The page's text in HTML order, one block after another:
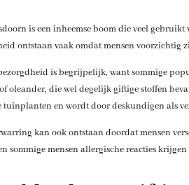
is een inheemse boom die veel
ontstaan vaak omdat mensen
is begrijpelijk, want sommige
oleander, die wel degelijk giftige stoffen
tuinplanten en wordt door deskundigen als
kan ook ontstaan doordat mensen
sommige mensen allergische reacties